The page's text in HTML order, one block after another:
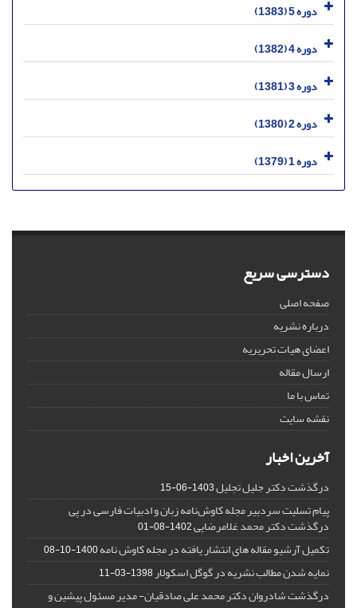
دوره 5 (1383)
دوره 4 (1382)
دوره 3 (1381)
دوره 2 (1380)
دوره 1 (1379)
دسترسی سریع
صفحه اصلی
درباره نشریه
اعضای هیات تحریریه
ارسال مقاله
تماس با ما
نقشه سایت
آخرین اخبار
درگذشت دکتر جلیل تجلیل1403-06-15
پیام تسلیت سردبیر مجله کاوش‌نامه زبان و ادبیات فارسی در پی
درگذشت دکتر محمد غلامرضایی1402-08-01
تکمیل آرشیو مقاله های انتشار یافته در مجله کاوش نامه1400-10-08
نمایه شدن مطالب نشریه در گوگل اسکولار1398-03-11
درگذشت شادروان دکتر محمد علی صادقیان- مدیر مسئول پیشین و